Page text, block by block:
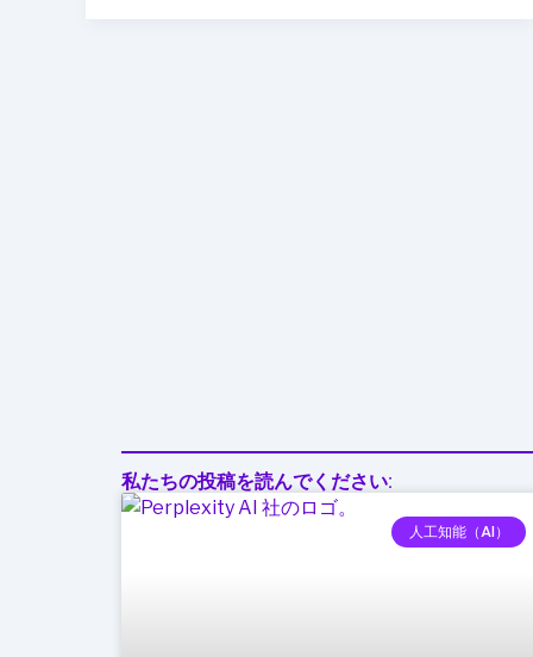
私たちの投稿を読んでください:
人工知能（AI）